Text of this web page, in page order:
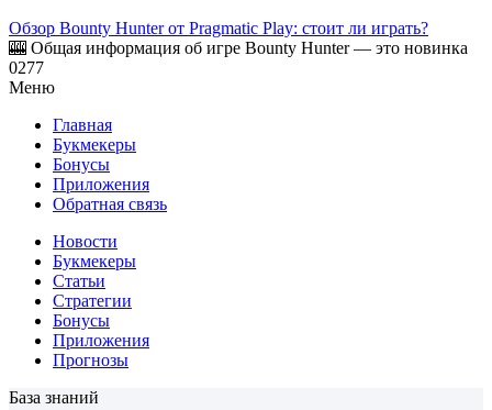
Обзор Bounty Hunter от Pragmatic Play: стоит ли играть?
🎰 Общая информация об игре Bounty Hunter — это новинка
0277
Меню
Главная
Букмекеры
Бонусы
Приложения
Обратная связь
Новости
Букмекеры
Статьи
Стратегии
Бонусы
Приложения
Прогнозы
База знаний